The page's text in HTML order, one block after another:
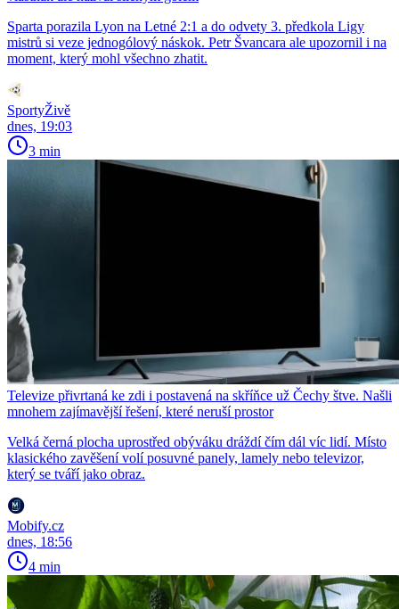
Sparta porazila Lyon na Letné 2:1 a do odvety 3. předkola Ligy
mistrů si veze jednogólový náskok. Petr Švancara ale upozornil i na
moment, který mohl všechno zhatit.
SportyŽivě
dnes, 19:03
3 min
Televize přivrtaná ke zdi i postavená na skříňce už Čechy štve. Našli
mnohem zajímavější řešení, které neruší prostor
Velká černá plocha uprostřed obýváku dráždí čím dál víc lidí. Místo
klasického zavěšení volí posuvné panely, lamely nebo televizor,
který se tváří jako obraz.
Mobify.cz
dnes, 18:56
4 min